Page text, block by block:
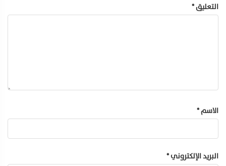
التعليق*
الاسم*
البريد الإلكتروني*